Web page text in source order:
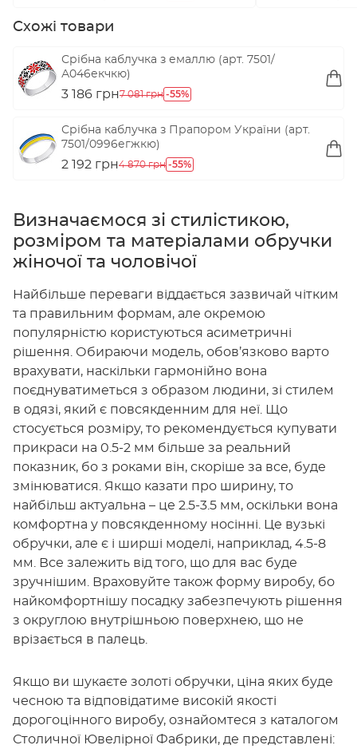
Схожі товари
Срібна каблучка з емаллю (арт. 7501/
А046екчкю)
3 186 грн7 081 грн -55%
Срібна каблучка з Прапором України (арт.
7501/0996егжкю)
2 192 грн4 870 грн -55%
Визначаємося зі стилістикою,
розміром та матеріалами обручки
жіночої та чоловічої
Найбільше переваги віддається зазвичай чітким
та правильним формам, але окремою
популярністю користуються асиметричні
рішення. Обираючи модель, обов’язково варто
врахувати, наскільки гармонійно вона
поєднуватиметься з образом людини, зі стилем
в одязі, який є повсякденним для неї. Що
стосується розміру, то рекомендується купувати
прикраси на 0.5-2 мм більше за реальний
показник, бо з роками він, скоріше за все, буде
змінюватися. Якщо казати про ширину, то
найбільш актуальна – це 2.5-3.5 мм, оскільки вона
комфортна у повсякденному носінні. Це вузькі
обручки, але є і ширші моделі, наприклад, 4.5-8
мм. Все залежить від того, що для вас буде
зручнішим. Враховуйте також форму виробу, бо
найкомфортнішу посадку забезпечують рішення
з округлою внутрішньою поверхнею, що не
врізається в палець.
Якщо ви шукаєте золоті обручки, ціна яких буде
чесною та відповідатиме високій якості
дорогоцінного виробу, ознайомтеся з каталогом
Столичної Ювелірної Фабрики, де представлені: